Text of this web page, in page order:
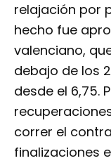
relajación por
hecho fue
valenciano,
debajo de los
desde el 6,75.
correr el
finalizaciones